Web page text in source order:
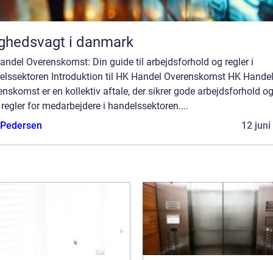
i danmark
Overenskomst: Din guide til arbejdsforhold og regler i
Introduktion til HK Handel Overenskomst HK Handel
er en kollektiv aftale, der sikrer gode arbejdsforhold og
for medarbejdere i handelssektoren....
12 juni